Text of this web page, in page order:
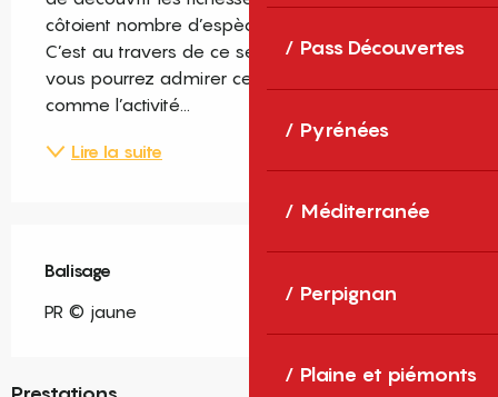
Pass Découvertes
Pyrénées
Méditerranée
Perpignan
Plaine et piémonts
côtoient nombre d’espèces florales et animales.
C’est au travers de ce sentier découverte que
vous pourrez admirer cette biodiversité, tout
comme l’activité...
Lire la suite
Balisage
PR © jaune